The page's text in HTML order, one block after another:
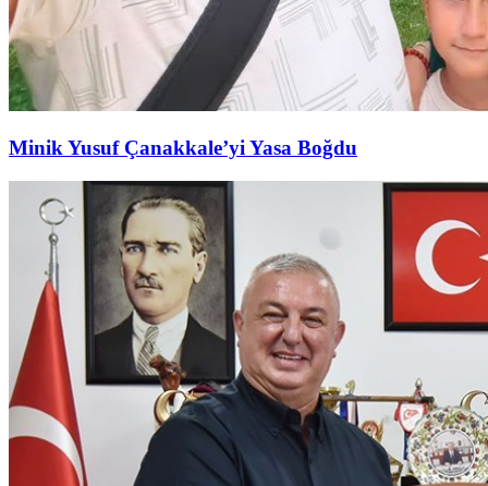
Minik Yusuf Çanakkale’yi Yasa Boğdu